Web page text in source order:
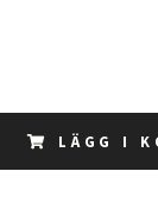
LÄGG I